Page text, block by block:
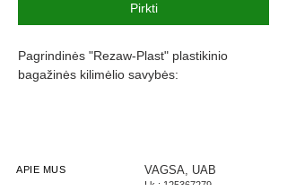
Pirkti
Pagrindinės "Rezaw-Plast" plastikinio
bagažinės kilimėlio savybės:
Pagamintas iš polietileno
Turi gofruotą paviršių
APIE MUS
VAGSA, UAB
Į.k.: 125367279